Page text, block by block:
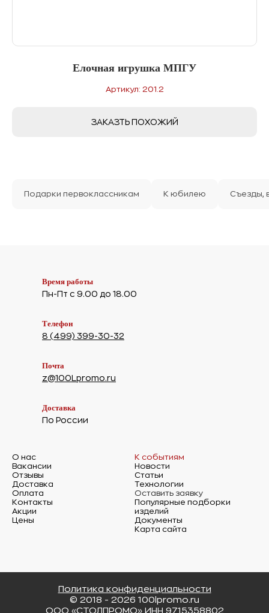
Елочная игрушка МПГУ
Артикул: 201.2
ЗАКАЗТЬ ПОХОЖИЙ
Подарки первоклассникам К юбилею Съезды,
Время работы
Пн-Пт с 9.00 до 18.00
Телефон
8 (499) 399-30-32
Почта
z@100Lpromo.ru
Доставка
По России
О нас
Вакансии
Отзывы
Доставка
Оплата
Контакты
Акции
Цены
К событиям
Новости
Статьи
Технологии
Оставить заявку
Популярные подборки
изделий
Документы
Карта сайта
© 2018 - 2026 100lpromo.ru
ООО «СТОЛПРОМО» ИНН 9715358802
Политика конфиденциальности